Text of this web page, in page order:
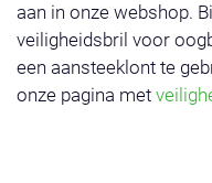
aan in onze webshop.
veiligheidsbril voor
een aansteeklont te
onze pagina met